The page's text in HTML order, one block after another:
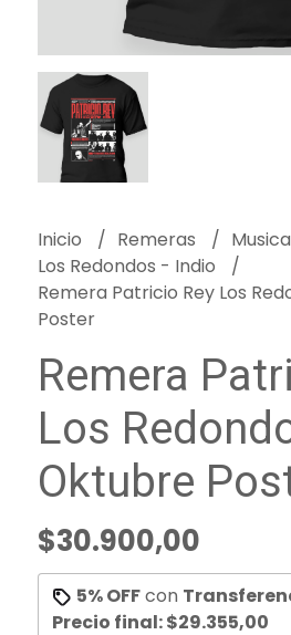
Inicio Remeras
Musica
Los Redondos - Indio
Remera Patricio Rey Los
Poster
Remera
Los
Oktubre
$30.900,00
5% OFFcon
Precio final:$29.355,00